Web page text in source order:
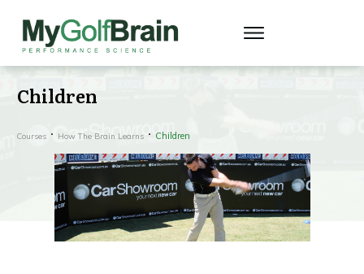
Children
Courses How The Brain Learns Children